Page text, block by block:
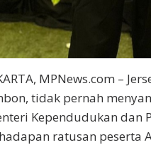
MPNews.com –
tidak pernah
Kependudukan dan
ratusan peserta